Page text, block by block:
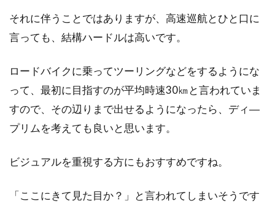
それに伴うことではありますが、高速巡航とひと口に
言っても、結構ハードルは高いです。
ロードバイクに乗ってツーリングなどをするようにな
って、最初に目指すのが平均時速30㎞と言われていま
すので、その辺りまで出せるようになったら、ディ―
プリムを考えても良いと思います。
ビジュアルを重視する方にもおすすめですね。
「ここにきて見た目か？」と言われてしまいそうです